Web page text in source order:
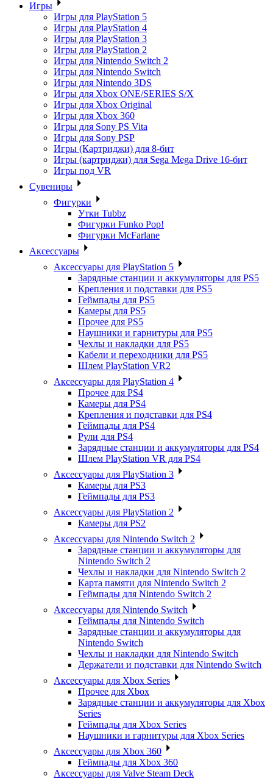
Игры
Игры для PlayStation 5
Игры для PlayStation 4
Игры для PlayStation 3
Игры для PlayStation 2
Игры для Nintendo Switch 2
Игры для Nintendo Switch
Игры для Nintendo 3DS
Игры для Xbox ONE/SERIES S/X
Игры для Xbox Original
Игры для Xbox 360
Игры для Sony PS Vita
Игры для Sony PSP
Игры (Картриджи) для 8-бит
Игры (картриджи) для Sega Mega Drive 16-бит
Игры под VR
Сувениры
Фигурки
Утки Tubbz
Фигурки Funko Pop!
Фигурки McFarlane
Аксессуары
Аксессуары для PlayStation 5
Зарядные станции и аккумуляторы для PS5
Крепления и подставки для PS5
Геймпады для PS5
Камеры для PS5
Прочее для PS5
Наушники и гарнитуры для PS5
Чехлы и накладки для PS5
Кабели и переходники для PS5
Шлем PlayStation VR2
Аксессуары для PlayStation 4
Прочее для PS4
Камеры для PS4
Крепления и подставки для PS4
Геймпады для PS4
Рули для PS4
Зарядные станции и аккумуляторы для PS4
Шлем PlayStation VR для PS4
Аксессуары для PlayStation 3
Камеры для PS3
Геймпады для PS3
Аксессуары для PlayStation 2
Камеры для PS2
Аксессуары для Nintendo Switch 2
Зарядные станции и аккумуляторы для
Nintendo Switch 2
Чехлы и накладки для Nintendo Switch 2
Карта памяти для Nintendo Switch 2
Геймпады для Nintendo Switch 2
Аксессуары для Nintendo Switch
Геймпады для Nintendo Switch
Зарядные станции и аккумуляторы для
Nintendo Switch
Чехлы и накладки для Nintendo Switch
Держатели и подставки для Nintendo Switch
Аксессуары для Xbox Series
Прочее для Xbox
Зарядные станции и аккумуляторы для Xbox
Series
Геймпады для Xbox Series
Наушники и гарнитуры для Xbox Series
Аксессуары для Xbox 360
Геймпады для Xbox 360
Аксессуары для Valve Steam Deck